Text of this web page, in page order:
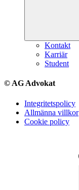
Kontakt
Karriär
Student
© AG Advokat
Integritetspolicy
Allmänna villkor
Cookie policy